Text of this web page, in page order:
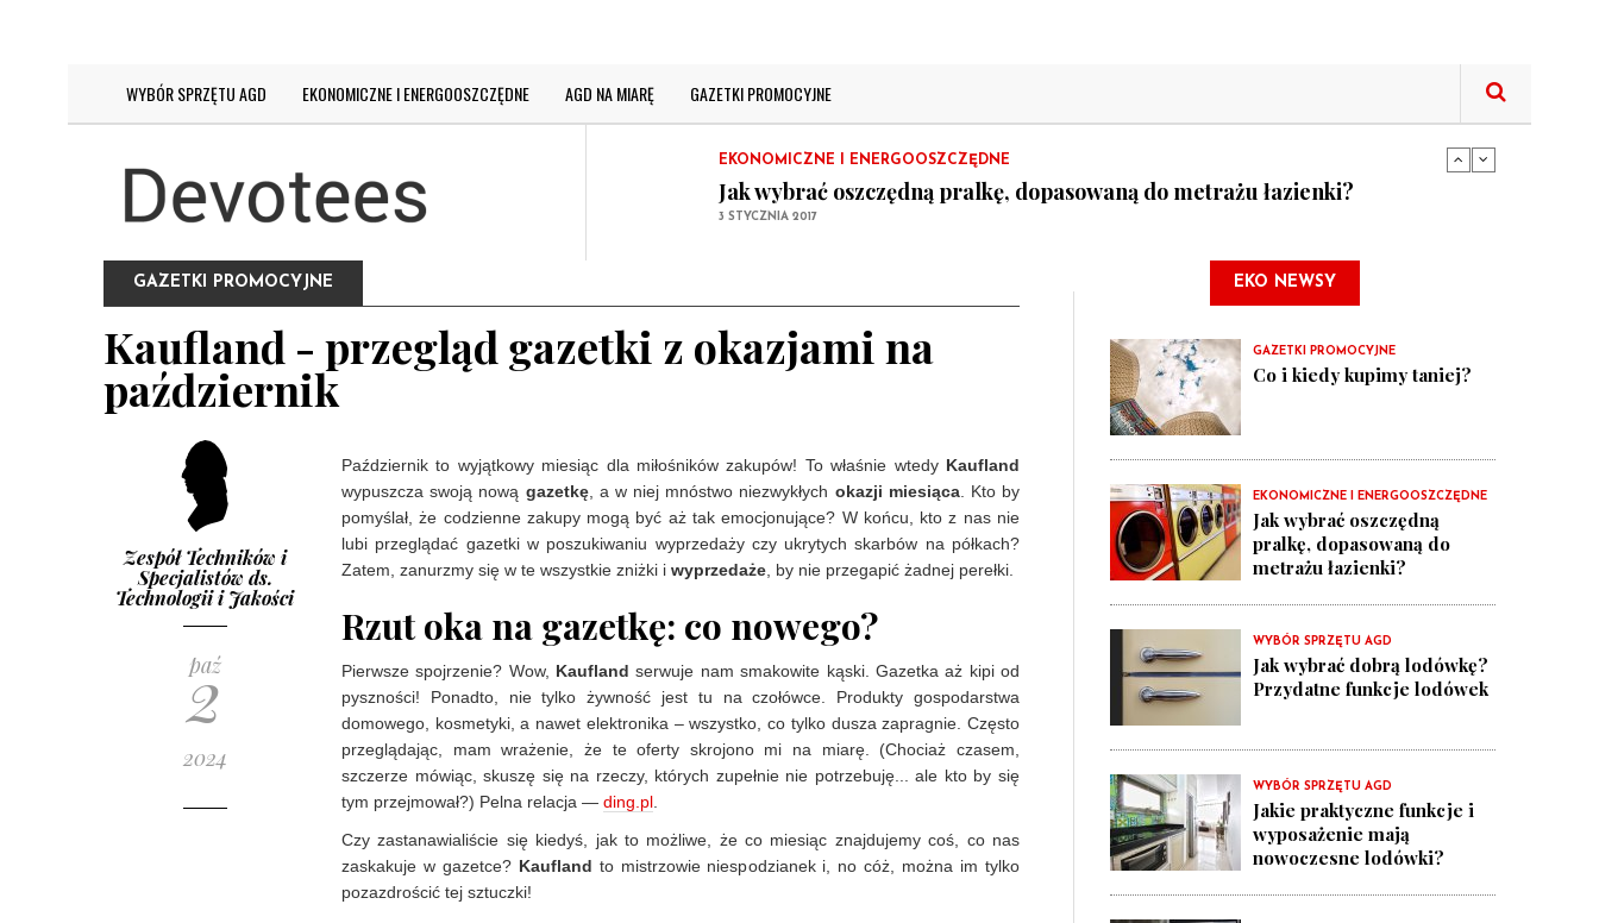
WYBÓR SPRZĘTU AGD EKONOMICZNE I ENERGOOSZCZĘDNE AGD NA MIARĘ GAZETKI PROMOCYJNE
Co i kiedy kupimy taniej?
EKONOMICZNE I ENERGOOSZCZĘDNE
Jak wybrać oszczędną pralkę, dopasowaną do metrażu łazienki?
3 STYCZNIA 2017
Jak wybrać dobrą lodówkę? Przydatne funkcje lodówek
GAZETKI PROMOCYJNE
Co i kiedy kupimy taniej?
GAZETKI PROMOCYJNE
Kaufland - przegląd gazetki z okazjami na
październik
Zespół Techników i
Specjalistów ds.
Technologii i Jakości
paź
2
2024
Październik to wyjątkowy miesiąc dla miłośników zakupów! To właśnie wtedy Kaufland
wypuszcza swoją nową gazetkę, a w niej mnóstwo niezwykłych okazji miesiąca. Kto by
pomyślał, że codzienne zakupy mogą być aż tak emocjonujące? W końcu, kto z nas nie
lubi przeglądać gazetki w poszukiwaniu wyprzedaży czy ukrytych skarbów na półkach?
Zatem, zanurzmy się w te wszystkie zniżki i wyprzedaże , by nie przegapić żadnej perełki.
Rzut oka na gazetkę: co nowego?
Pierwsze spojrzenie? Wow, Kaufland serwuje nam smakowite kąski. Gazetka aż kipi od
pyszności! Ponadto, nie tylko żywność jest tu na czołówce. Produkty gospodarstwa
domowego, kosmetyki, a nawet elektronika – wszystko, co tylko dusza zapragnie. Często
przeglądając, mam wrażenie, że te oferty skrojono mi na miarę. (Chociaż czasem,
szczerze mówiąc, skuszę się na rzeczy, których zupełnie nie potrzebuję... ale kto by się
tym przejmował?) Pelna relacja — ding.pl
Czy zastanawialiście się kiedyś, jak to możliwe, że co miesiąc znajdujemy coś, co nas
zaskakuje w gazetce? Kaufland to mistrzowie niespodzianek i, no cóż, można im tylko
pozazdrościć tej sztuczki!
EKO NEWSY
GAZETKI PROMOCYJNE
Co i kiedy kupimy taniej?
EKONOMICZNE I ENERGOOSZCZĘDNE
Jak wybrać oszczędną
pralkę, dopasowaną do
metrażu łazienki?
WYBÓR SPRZĘTU AGD
Jak wybrać dobrą lodówkę?
Przydatne funkcje lodówek
WYBÓR SPRZĘTU AGD
Jakie praktyczne funkcje i
wyposażenie mają
nowoczesne lodówki?